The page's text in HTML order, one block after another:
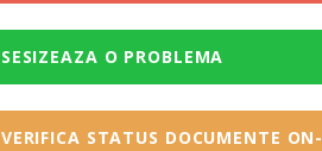
SESIZEAZA O PROBLEMA
VERIFICA STATUS DOCUMENTE ON-